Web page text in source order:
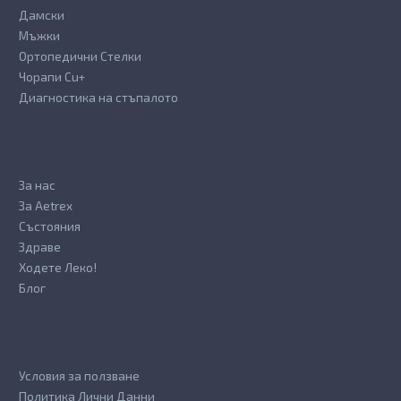
Дамски
Мъжки
Ортопедични Стелки
Чорапи Cu+
Диагностика на стъпалото
За нас
За Aetrex
Състояния
Здраве
Ходете Леко!
Блог
Условия за ползване
Политика Лични Данни